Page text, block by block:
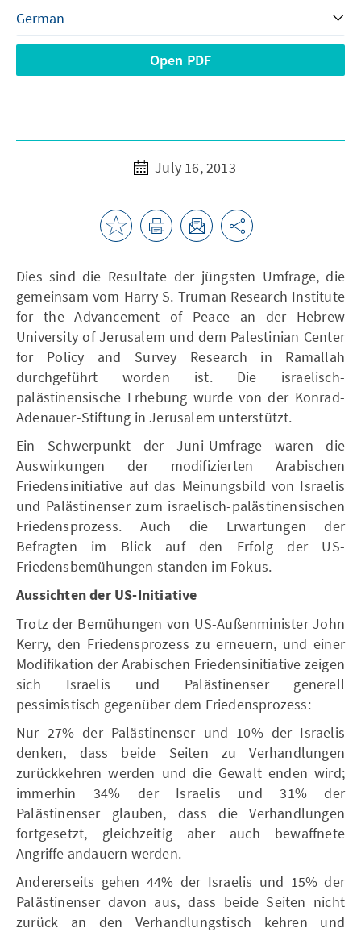
Open PDF
July 16, 2013
Dies sind die Resultate der jüngsten Umfrage, die
gemeinsam vom Harry S. Truman Research Institute
for the Advancement of Peace an der Hebrew
University of Jerusalem und dem Palestinian Center
for Policy and Survey Research in Ramallah
durchgeführt worden ist. Die israelisch-
palästinensische Erhebung wurde von der Konrad-
Adenauer-Stiftung in Jerusalem unterstützt.
Ein Schwerpunkt der Juni-Umfrage waren die
Auswirkungen der modifizierten Arabischen
Friedensinitiative auf das Meinungsbild von Israelis
und Palästinenser zum israelisch-palästinensischen
Friedensprozess. Auch die Erwartungen der
Befragten im Blick auf den Erfolg der US-
Friedensbemühungen standen im Fokus.
Aussichten der US-Initiative
Trotz der Bemühungen von US-Außenminister John
Kerry, den Friedensprozess zu erneuern, und einer
Modifikation der Arabischen Friedensinitiative zeigen
sich Israelis und Palästinenser generell
pessimistisch gegenüber dem Friedensprozess:
Nur 27% der Palästinenser und 10% der Israelis
denken, dass beide Seiten zu Verhandlungen
zurückkehren werden und die Gewalt enden wird;
immerhin 34% der Israelis und 31% der
Palästinenser glauben, dass die Verhandlungen
fortgesetzt, gleichzeitig aber auch bewaffnete
Angriffe andauern werden.
Andererseits gehen 44% der Israelis und 15% der
Palästinenser davon aus, dass beide Seiten nicht
zurück an den Verhandlungstisch kehren und